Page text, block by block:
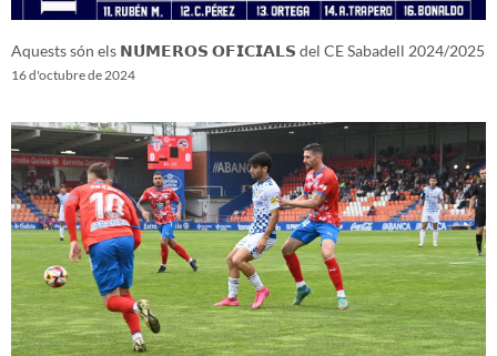
Aquests són els 𝗡𝗨́𝗠𝗘𝗥𝗢𝗦 𝗢𝗙𝗜𝗖𝗜𝗔𝗟𝗦 del CE Sabadell 2024/2025
16 d'octubre de 2024